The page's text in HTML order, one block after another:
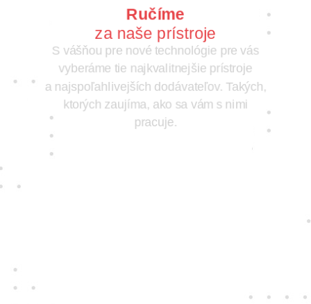
Ručíme
za naše prístroje
S vášňou pre nové technológie pre vás
vyberáme tie najkvalitnejšie prístroje
a najspoľahlivejších dodávateľov. Takých,
ktorých zaujíma, ako sa vám s nimi
pracuje.